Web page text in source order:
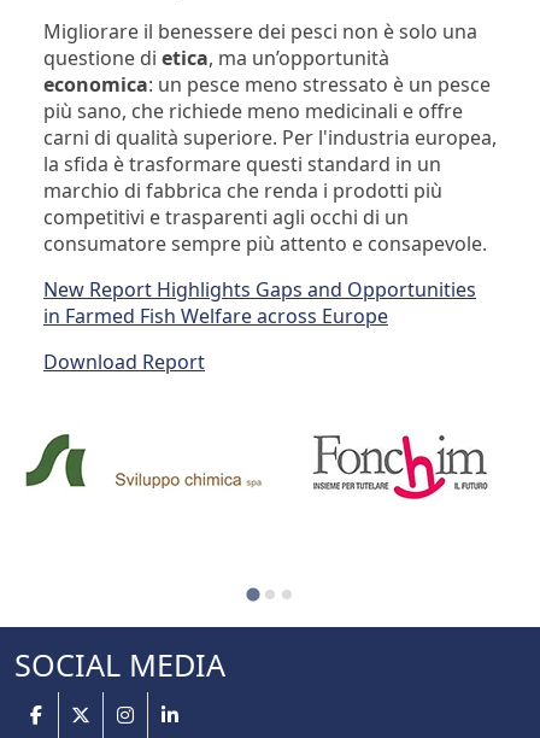
Migliorare il benessere dei pesci non è solo una
questione di etica, ma un’opportunità
economica: un pesce meno stressato è un pesce
più sano, che richiede meno medicinali e offre
carni di qualità superiore. Per l'industria europea,
la sfida è trasformare questi standard in un
marchio di fabbrica che renda i prodotti più
competitivi e trasparenti agli occhi di un
consumatore sempre più attento e consapevole.
New Report Highlights Gaps and Opportunities
in Farmed Fish Welfare across Europe
Download Report
SOCIAL MEDIA